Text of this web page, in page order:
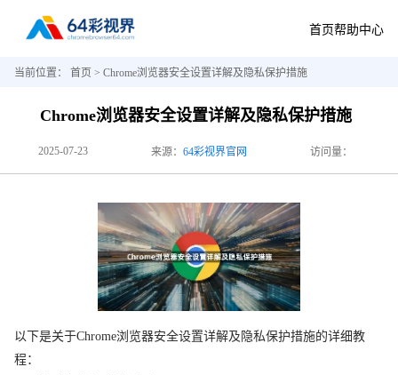
首页帮助中心
当前位置： 首页 > Chrome浏览器安全设置详解及隐私保护措施
Chrome浏览器安全设置详解及隐私保护措施
2025-07-23 来源： 64彩视界官网 访问量：
以下是关于Chrome浏览器安全设置详解及隐私保护措施的详细教
程：